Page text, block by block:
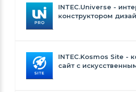
INTEC.Universe -
конструктором
INTEC.Kosmos Site -
сайт с